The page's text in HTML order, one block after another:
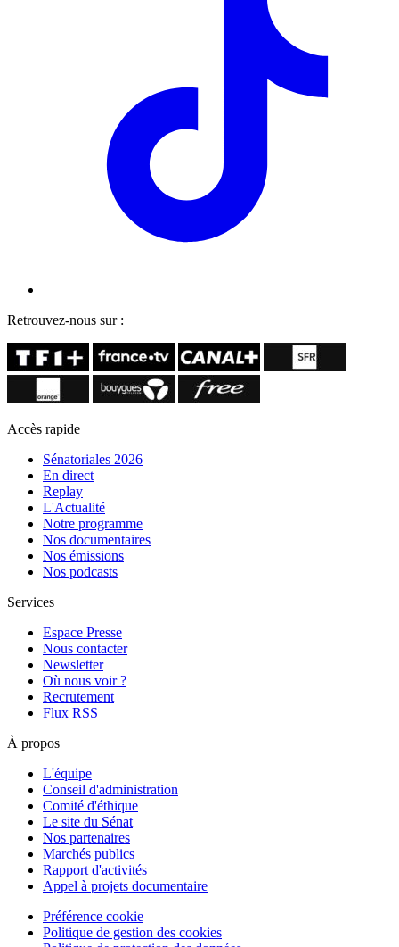
Retrouvez-nous sur :
Accès rapide
Sénatoriales 2026
En direct
Replay
L'Actualité
Notre programme
Nos documentaires
Nos émissions
Nos podcasts
Services
Espace Presse
Nous contacter
Newsletter
Où nous voir ?
Recrutement
Flux RSS
À propos
L'équipe
Conseil d'administration
Comité d'éthique
Le site du Sénat
Nos partenaires
Marchés publics
Rapport d'activités
Appel à projets documentaire
Préférence cookie
Politique de gestion des cookies